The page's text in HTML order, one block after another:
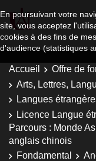
En poursuivant votre
site, vous acceptez
cookies à des fins de
d'audience (statistiques
Accueil Offre de
Arts, Lettres,
Langues
Licence Langue
Parcours : Monde
anglais chinois
Fondamental